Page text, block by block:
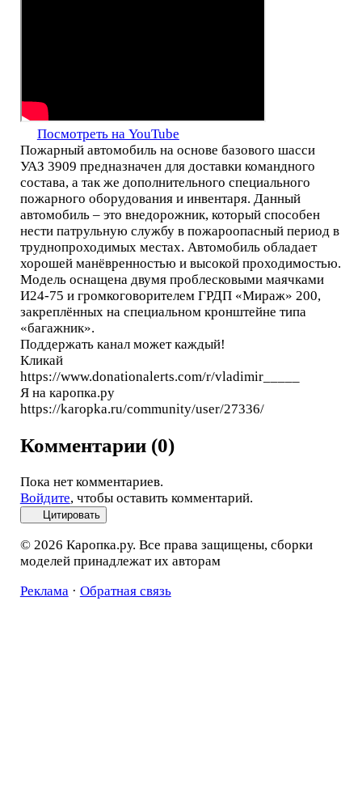
Посмотреть на YouTube
Пожарный автомобиль на основе базового шасси
УАЗ 3909 предназначен для доставки командного
состава, а так же дополнительного специального
пожарного оборудования и инвентаря. Данный
автомобиль – это внедорожник, который способен
нести патрульную службу в пожароопасный период в
труднопроходимых местах. Автомобиль обладает
хорошей манёвренностью и высокой проходимостью.
Модель оснащена двумя проблесковыми маячками
И24-75 и громкоговорителем ГРДП «Мираж» 200,
закреплённых на специальном кронштейне типа
«багажник».
Поддержать канал может каждый!
Кликай
https://www.donationalerts.com/r/vladimir_____
Я на каропка.ру
https://karopka.ru/community/user/27336/
Комментарии (0)
Пока нет комментариев.
Войдите, чтобы оставить комментарий.
Цитировать
© 2026 Каропка.ру. Все права защищены, сборки
моделей принадлежат их авторам
Реклама · Обратная связь